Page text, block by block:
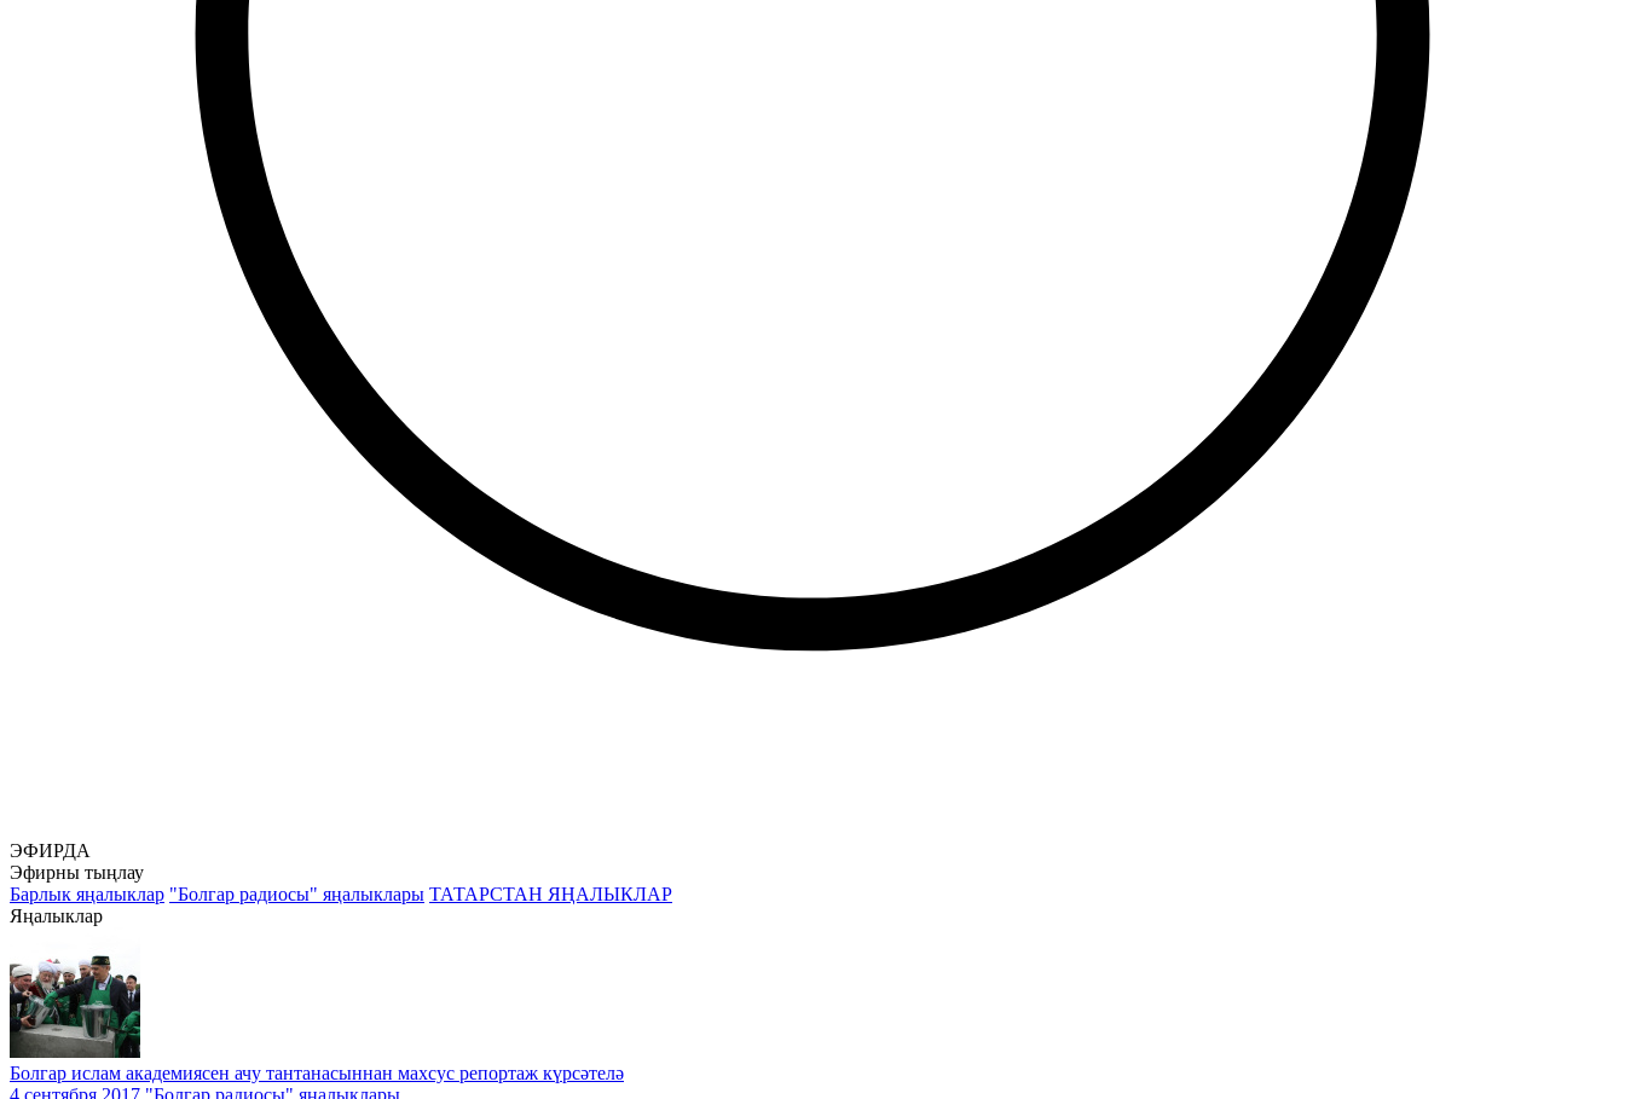
ЭФИРДА
Эфирны тыңлау
Барлык яңалыклар "Болгар радиосы" яңалыклары ТАТАРСТАН ЯҢАЛЫКЛАР
Яңалыклар
Болгар ислам академиясен ачу тантанасыннан махсус репортаж күрсәтелә